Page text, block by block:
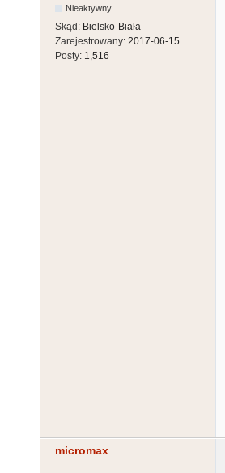
Nieaktywny
Skąd: Bielsko-Biała
Zarejestrowany: 2017-06-15
Posty: 1,516
micromax